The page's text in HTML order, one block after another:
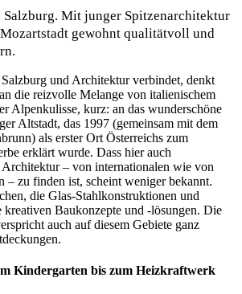
Mit junger Spitzenarchitektur
gewohnt qualitätvoll und
und Architektur verbindet, denkt
die reizvolle Melange von italienischem
Alpenkulisse, kurz: an das wunderschöne
Altstadt, das 1997 (gemeinsam mit dem
als erster Ort Österreichs zum
erklärt wurde. Dass hier auch
Architektur – von internationalen wie von
– zu finden ist, scheint weniger bekannt.
die Glas-Stahlkonstruktionen und
kreativen Baukonzepte und -lösungen. Die
auch auf diesem Gebiete ganz
Kindergarten bis zum Heizkraftwerk